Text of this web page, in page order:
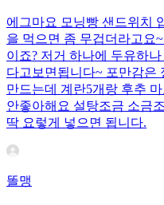
에그마요 모닝빵 샌드위치
을 먹으면 좀 무겁더라고요
이죠? 저거 하나에 두유하
다고보면됩니다~ 포만감은
만드는데 계란5개랑 후추
안좋아해요 설탕조금 소금
딱 요렇게 넣으면 됩니다.
똘맹